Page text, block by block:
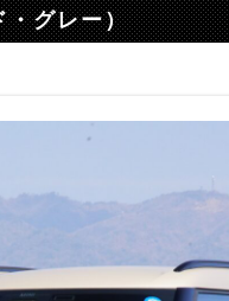
・グレー）